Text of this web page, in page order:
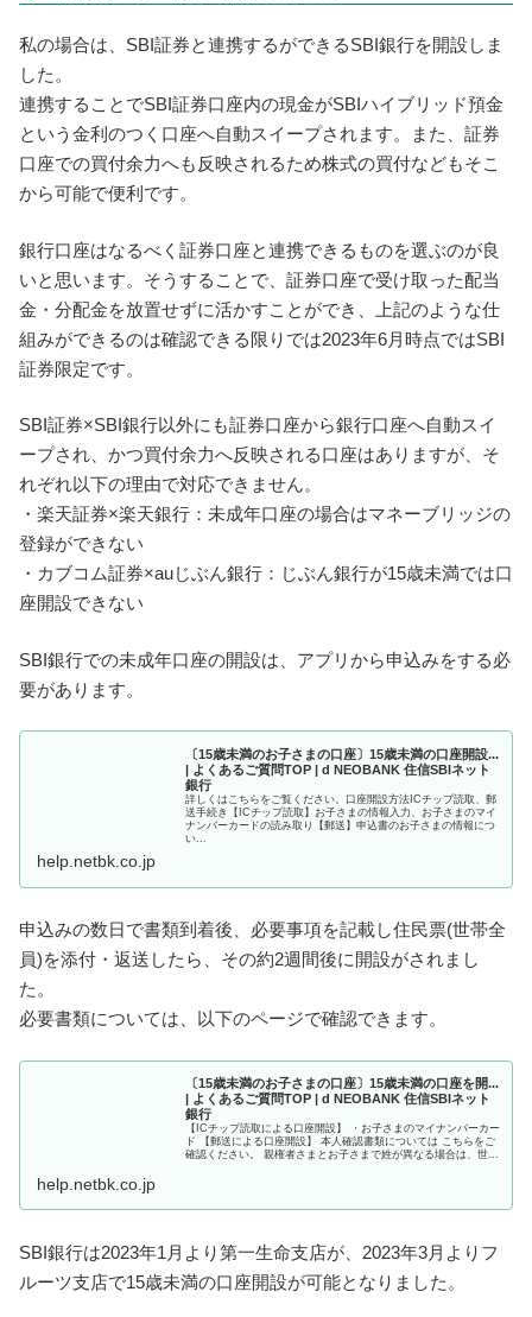
私の場合は、SBI証券と連携するができるSBI銀行を開設しま
した。
連携することでSBI証券口座内の現金がSBIハイブリッド預金
という金利のつく口座へ自動スイープされます。また、証券
口座での買付余力へも反映されるため株式の買付などもそこ
から可能で便利です。
銀行口座はなるべく証券口座と連携できるものを選ぶのが良
いと思います。そうすることで、証券口座で受け取った配当
金・分配金を放置せずに活かすことができ、上記のような仕
組みができるのは確認できる限りでは2023年6月時点ではSBI
証券限定です。
SBI証券×SBI銀行以外にも証券口座から銀行口座へ自動スイ
ープされ、かつ買付余力へ反映される口座はありますが、そ
れぞれ以下の理由で対応できません。
・楽天証券×楽天銀行：未成年口座の場合はマネーブリッジの
登録ができない
・カブコム証券×auじぶん銀行：じぶん銀行が15歳未満では口
座開設できない
SBI銀行での未成年口座の開設は、アプリから申込みをする必
要があります。
〔15歳未満のお子さまの口座〕15歳未満の口座開設...
| よくあるご質問TOP | d NEOBANK 住信SBIネット
銀行
詳しくはこちらをご覧ください。口座開設方法ICチップ読取、郵
送手続き【ICチップ読取】お子さまの情報入力、お子さまのマイ
ナンバーカードの読み取り【郵送】申込書のお子さまの情報につ
い...
help.netbk.co.jp
申込みの数日で書類到着後、必要事項を記載し住民票(世帯全
員)を添付・返送したら、その約2週間後に開設がされまし
た。
必要書類については、以下のページで確認できます。
〔15歳未満のお子さまの口座〕15歳未満の口座を開...
| よくあるご質問TOP | d NEOBANK 住信SBIネット
銀行
【ICチップ読取による口座開設】 ・お子さまのマイナンバーカー
ド 【郵送による口座開設】 本人確認書類については こちらをご
確認ください。 親権者さまとお子さまで姓が異なる場合は、世...
help.netbk.co.jp
SBI銀行は2023年1月より第一生命支店が、2023年3月よりフ
ルーツ支店で15歳未満の口座開設が可能となりました。